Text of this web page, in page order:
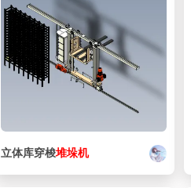
立体库穿梭堆垛机